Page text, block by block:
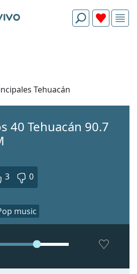
Tehuacán
40 Tehuacán 90.7
3 0
music